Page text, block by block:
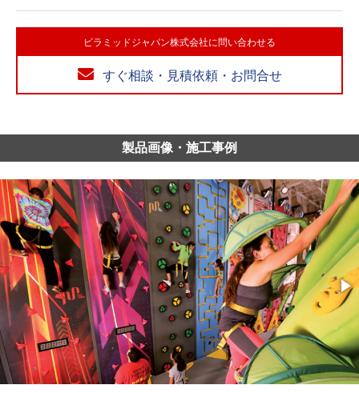
ピラミッドジャパン株式会社に問い合わせる
すぐ相談・見積依頼・お問合せ
製品画像・施工事例